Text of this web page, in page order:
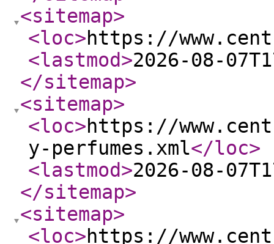
<sitemap>
<loc>https://
<lastmod>2026-08-
</sitemap>
<sitemap>
<loc>https://
y-perfumes.xml</loc>
<lastmod>2026-08-
</sitemap>
<sitemap>
<loc>https://